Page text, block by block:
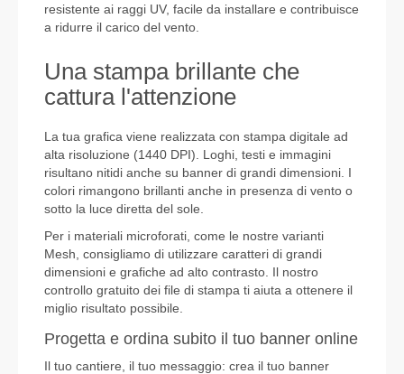
resistente ai raggi UV, facile da installare e contribuisce
a ridurre il carico del vento.
Una stampa brillante che
cattura l'attenzione
La tua grafica viene realizzata con stampa digitale ad
alta risoluzione (1440 DPI). Loghi, testi e immagini
risultano nitidi anche su banner di grandi dimensioni. I
colori rimangono brillanti anche in presenza di vento o
sotto la luce diretta del sole.
Per i materiali microforati, come le nostre varianti
Mesh, consigliamo di utilizzare caratteri di grandi
dimensioni e grafiche ad alto contrasto. Il nostro
controllo gratuito dei file di stampa ti aiuta a ottenere il
miglio risultato possibile.
Progetta e ordina subito il tuo banner online
Il tuo cantiere, il tuo messaggio: crea il tuo banner